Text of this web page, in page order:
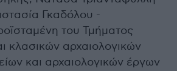
Γκαδόλου -
του Τμήματος
κλασικών αρχαιολογικών
και αρχαιολογικών έργων